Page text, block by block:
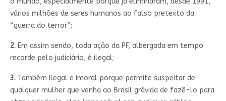
vários milhões de seres humanos ao falso pretexto da
“guerra do terror”;
2.Em assim sendo, toda ação da PF, albergada em tempo
recorde pelo judiciário, é ilegal;
3.Também ilegal e imoral porque permite suspeitar de
qualquer mulher que venha ao Brasil grávida de fazê-lo para